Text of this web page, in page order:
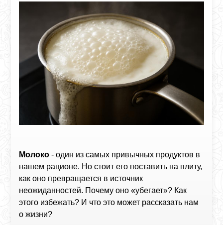
Молоко - один из самых привычных продуктов в
нашем рационе. Но стоит его поставить на плиту,
как оно превращается в источник
неожиданностей. Почему оно «убегает»? Как
этого избежать? И что это может рассказать нам
о жизни?